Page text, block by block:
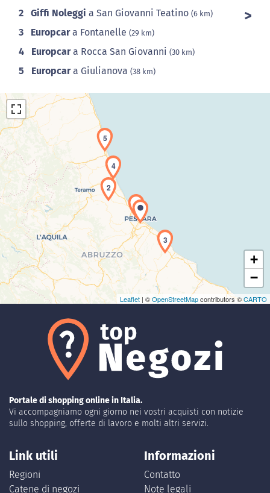
2 Giffi Noleggi a San Giovanni Teatino (6 km)
3 Europcara Fontanelle (29 km)
4 Europcara Rocca San Giovanni (30 km)
5 Europcara Giulianova (38 km)
Caricamento della carta in corso...
1
2
3
4
5
+
−
Leaflet | ©OpenStreetMapcontributors ©CARTO
Portale di shopping online in Italia.
Vi accompagniamo ogni giorno nei vostri acquisti con notizie
sullo shopping, offerte di lavoro e molti altri servizi.
Link utili
Regioni
Catene di negozi
Informazioni
Contatto
Note legali